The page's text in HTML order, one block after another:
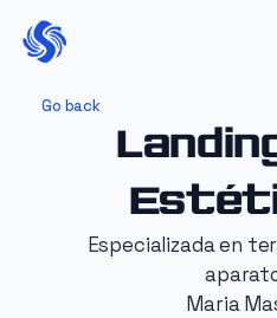
Proyectos
Contacto
Go back
Especializada en
Maria